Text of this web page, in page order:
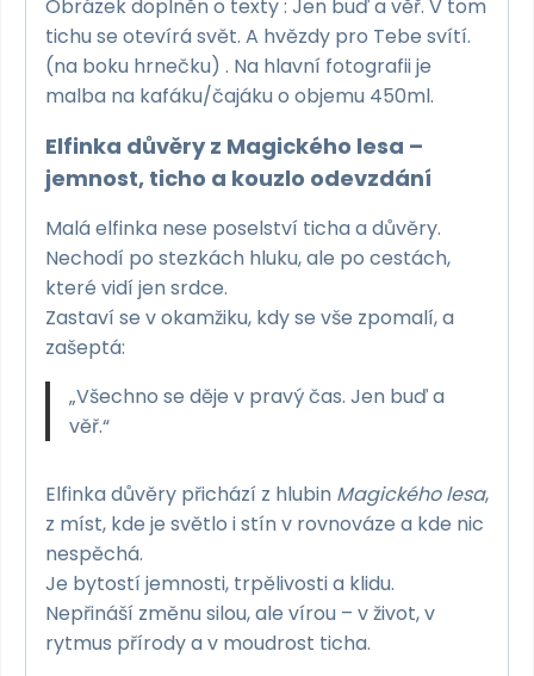
Obrázek doplněn o texty : Jen buď a věř. V tom
tichu se otevírá svět. A hvězdy pro Tebe svítí.
(na boku hrnečku) . Na hlavní fotografii je
malba na kafáku/čajáku o objemu 450ml.
Elfinka důvěry z Magického lesa –
jemnost, ticho a kouzlo odevzdání
Malá elfinka nese poselství ticha a důvěry.
Nechodí po stezkách hluku, ale po cestách,
které vidí jen srdce.
Zastaví se v okamžiku, kdy se vše zpomalí, a
zašeptá:
„Všechno se děje v pravý čas. Jen buď a
věř.“
Elfinka důvěry přichází z hlubin Magického lesa,
z míst, kde je světlo i stín v rovnováze a kde nic
nespěchá.
Je bytostí jemnosti, trpělivosti a klidu.
Nepřináší změnu silou, ale vírou – v život, v
rytmus přírody a v moudrost ticha.